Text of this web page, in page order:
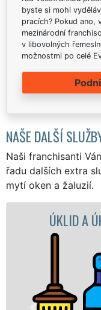
byste si mohl
pracích? Pokud ano,
mezinárodní
v libovolných
možnostmi po celé
NAŠE DALŠÍ
Naši franchisanti
řadu dalších extra
mytí oken a žaluzií.
SLUŽBY
Franchisová síť
UKLÍZENÍ zajišťuje v
Konicích a okolí
profesionální,
ale levný úklid pro